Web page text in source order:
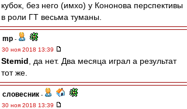
кубок, без него (имхо) у Кононова перспективы
в роли ГТ весьма туманы.
mp -
30 ноя 2018 13:39
Stemid , да нет. Два месяца играл а результат
тот же.
словесник -
30 ноя 2018 13:39